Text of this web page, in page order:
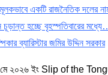
একটি রাজনৈতিক দলের
হচ্ছে বৃহস্পতিবারের
ব্যারিস্টার জমির উদ্দিন সরকার
২০২৬ ইং Slip of the